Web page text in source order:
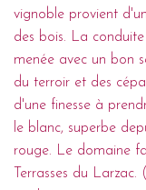
vignoble provient
des bois. La
menée avec un bon
du terroir et des
d'une finesse à
le blanc, superbe
rouge. Le domaine
Terrasses du